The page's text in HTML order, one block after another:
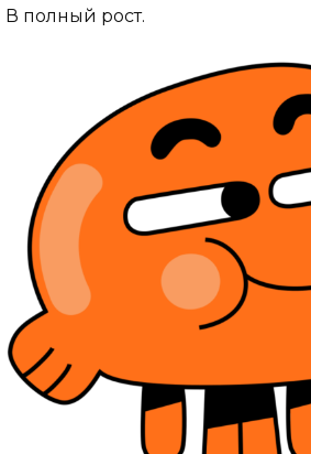
В полный рост.